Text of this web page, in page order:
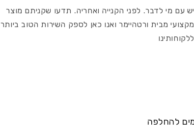
יש עם מי לדבר. לפני הקנייה ואחריה. תדעו שקניתם מוצר
מקצועי מבית ורטהיימר ואנו כאן לספק השירות הטוב ביותר
ללקוחותינו